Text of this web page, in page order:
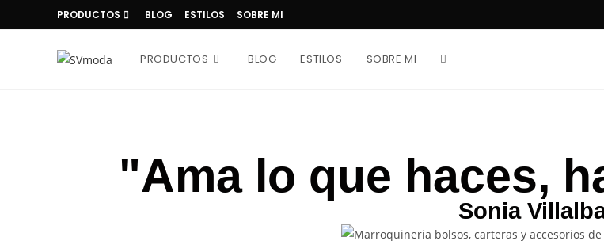
PRODUCTOS BLOG ESTILOS SOBRE MI
PRODUCTOS BLOG ESTILOS SOBRE MI
"Ama lo que haces,
Sonia